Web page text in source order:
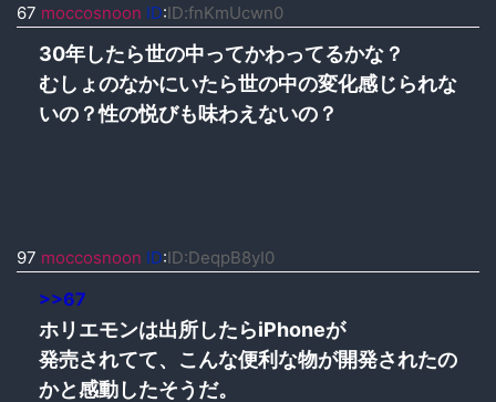
67 moccosnoon ID:ID:fnKmUcwn0
30年したら世の中ってかわってるかな？
むしょのなかにいたら世の中の変化感じられな
いの？性の悦びも味わえないの？
97 moccosnoon ID:ID:DeqpB8yI0
>>67
ホリエモンは出所したらiPhoneが
発売されてて、こんな便利な物が開発されたの
かと感動したそうだ。